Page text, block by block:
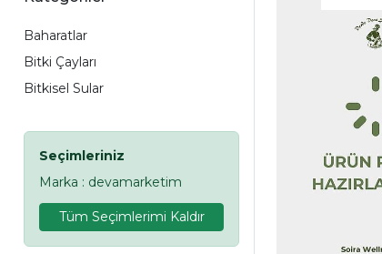
Baharatlar
Bitki Çayları
Bitkisel Sular
Seçimleriniz
Marka : devamarketim
Tüm Seçimlerimi Kaldır